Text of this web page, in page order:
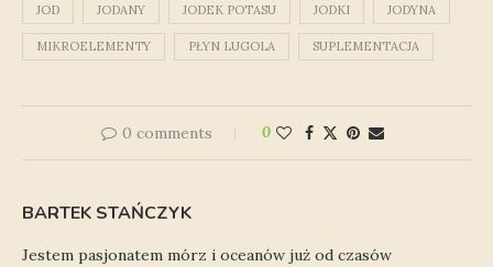
JOD JODANY JODEK POTASU JODKI JODYNA
MIKROELEMENTY PŁYN LUGOLA SUPLEMENTACJA
0 comments 0
BARTEK STAŃCZYK
Jestem pasjonatem mórz i oceanów już od czasów